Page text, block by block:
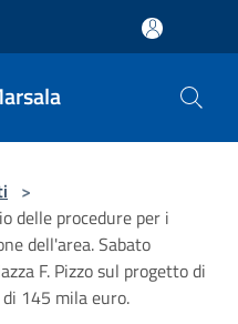
>
delle procedure per i
dell'area. Sabato
F. Pizzo sul progetto di
145 mila euro.